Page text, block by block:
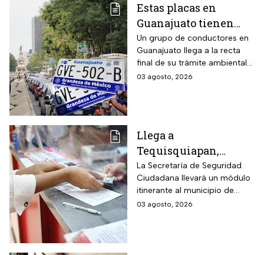
Estas placas en
Guanajuato tienen
hasta el 31 de agosto
2026 para realizar la
verificación
vehicular o habrá
Un grupo de conductores en
Guanajuato llega a la recta
final de su trámite ambiental
semestral. El descuido cuesta
03 agosto, 2026
Llega a
Tequisquiapan,
Querétaro, unidad
móvil de licencia de
conducir este martes
4 de agosto: los cupos
La Secretaría de Seguridad
Ciudadana llevará un módulo
itinerante al municipio de
Tequisquiapan, en Querétaro,
03 agosto, 2026